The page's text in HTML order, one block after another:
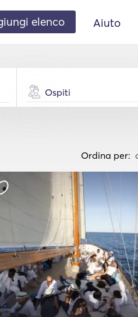
elenco Aiuto
Ospiti
Ordina per: